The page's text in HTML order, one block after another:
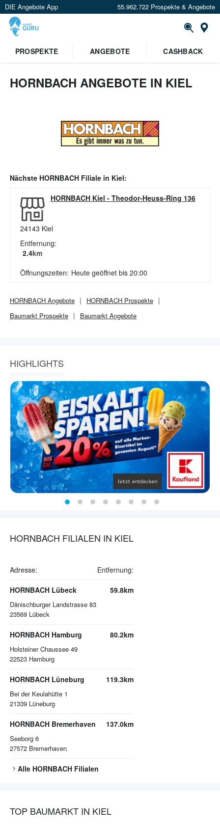
DIE Angebote App 55.962.722 Prospekte & Angebote
PROSPEKTE
ANGEBOTE CASHBACK
HORNBACH ANGEBOTE IN KIEL
Nächste HORNBACH Filiale in Kiel:
HORNBACH Kiel - Theodor-Heuss-Ring 136
24143 Kiel
Entfernung:
2.4km
Öffnungszeiten: Heute geöffnet bis 20:00
HORNBACH Angebote HORNBACH Prospekte
Baumarkt Prospekte Baumarkt Angebote
HIGHLIGHTS
HORNBACH FILIALEN IN KIEL
Adresse: Entfernung:
HORNBACH Lübeck
Dänischburger Landstrasse 83
23569 Lübeck
59.8km
HORNBACH Hamburg
Holsteiner Chaussee 49
22523 Hamburg
80.2km
HORNBACH Lüneburg
Bei der Keulahütte 1
21339 Lüneburg
119.3km
HORNBACH Bremerhaven
Seeborg 6
27572 Bremerhaven
137.0km
Alle HORNBACH Filialen
TOP BAUMARKT IN KIEL